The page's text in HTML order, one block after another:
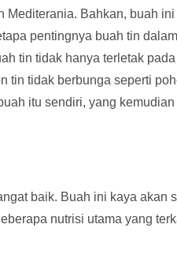
Mediterania. Bahkan, buah
pentingnya buah tin
tin tidak hanya terletak
tin tidak berbunga seperti
itu sendiri, yang
baik. Buah ini kaya akan
nutrisi utama yang